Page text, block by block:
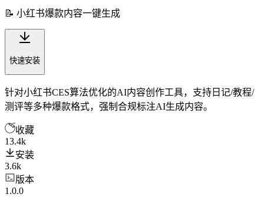
📝 小红书爆款内容一键生成
快速安装
针对小红书CES算法优化的AI内容创作工具，支持日记/教程/
测评等多种爆款格式，强制合规标注AI生成内容。
收藏
13.4k
安装
3.6k
版本
1.0.0